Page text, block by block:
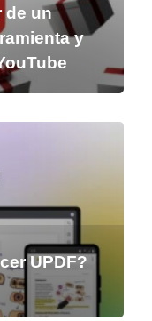
de un
y
UPDF?